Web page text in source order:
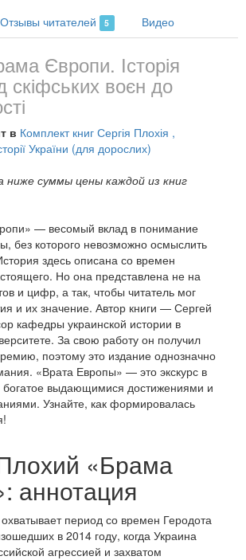
читателей 5 Видео
Європи. Історія
скіфських воєн до
в Комплект книг Сергія Плохія ,
України (для дорослих)
ниже суммы цены каждой из книг
— весомый вклад в понимание
без которого невозможно осмыслить
здесь описана со времен
Но она представлена не на
и цифр, а так, чтобы читатель мог
и их значение. Автор книги — Сергей
кафедры украинской истории в
За свою работу он получил
поэтому это издание однозначно
«Врата Европы» — это экскурс в
выдающимися достижениями и
Узнайте, как формировалась
«Брама
аннотация
период со времен Геродота
в 2014 году, когда Украина
агрессией и захватом